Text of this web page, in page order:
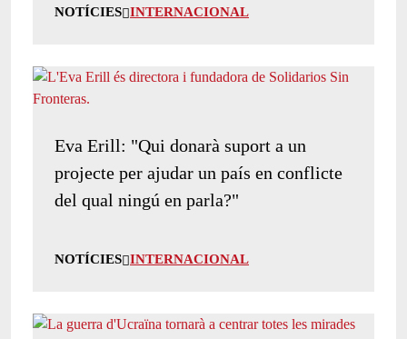
NOTÍCIES INTERNACIONAL
Eva Erill: "Qui donarà suport a un
projecte per ajudar un país en conflicte
del qual ningú en parla?"
NOTÍCIES INTERNACIONAL